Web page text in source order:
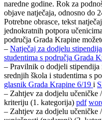
naredne godine. Rok za
objave natječaja, odnosno do
Potrebne obrasce, tekst
jednokratnih potpora
područja Grada Krapine
– Natječaj za dodjelu
studentima s područja Grada
– Pravilnik o dodjeli stipendija
srednjih škola i studentima s
glasnik Grada Krapine 6/19 i
– Zahtjev za dodjelu učeničke
kriteriju (1. kategorija) pdf
– Zahtjev za dodjelu učeničke